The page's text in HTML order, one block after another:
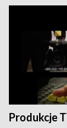
Produkcje